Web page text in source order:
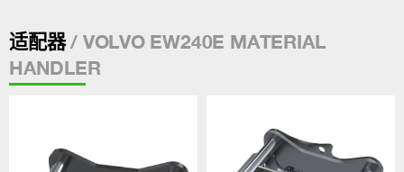
适配器/ VOLVO EW240E MATERIAL
HANDLER